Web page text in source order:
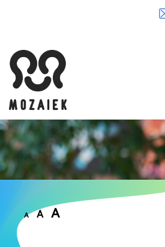
A A A